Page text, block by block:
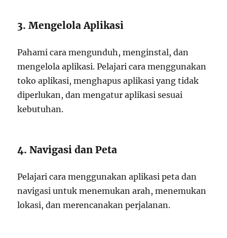
3. Mengelola Aplikasi
Pahami cara mengunduh, menginstal, dan
mengelola aplikasi. Pelajari cara menggunakan
toko aplikasi, menghapus aplikasi yang tidak
diperlukan, dan mengatur aplikasi sesuai
kebutuhan.
4. Navigasi dan Peta
Pelajari cara menggunakan aplikasi peta dan
navigasi untuk menemukan arah, menemukan
lokasi, dan merencanakan perjalanan.